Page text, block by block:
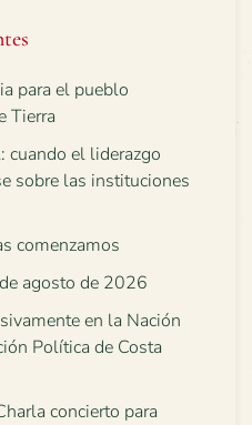
para el pueblo
Tierra
cuando el liderazgo
sobre las instituciones
comenzamos
agosto de 2026
en la Nación
Política de Costa
concierto para